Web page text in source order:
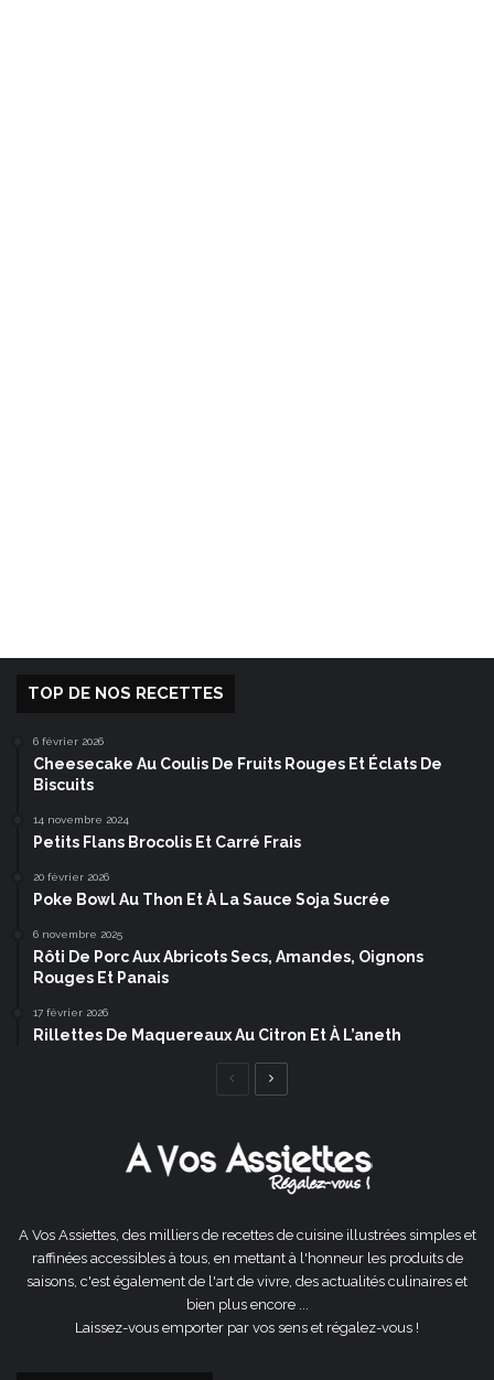
TOP DE NOS RECETTES
6 février 2026
Cheesecake Au Coulis De Fruits Rouges Et Éclats De
Biscuits
14 novembre 2024
Petits Flans Brocolis Et Carré Frais
20 février 2026
Poke Bowl Au Thon Et À La Sauce Soja Sucrée
6 novembre 2025
Rôti De Porc Aux Abricots Secs, Amandes, Oignons
Rouges Et Panais
17 février 2026
Rillettes De Maquereaux Au Citron Et À L’aneth
Page
A Vos Assiettes, des milliers de recettes de cuisine illustrées simples et
raffinées accessibles à tous, en mettant à l'honneur les produits de
saisons, c'est également de l'art de vivre, des actualités culinaires et
bien plus encore ...
Laissez-vous emporter par vos sens et régalez-vous !